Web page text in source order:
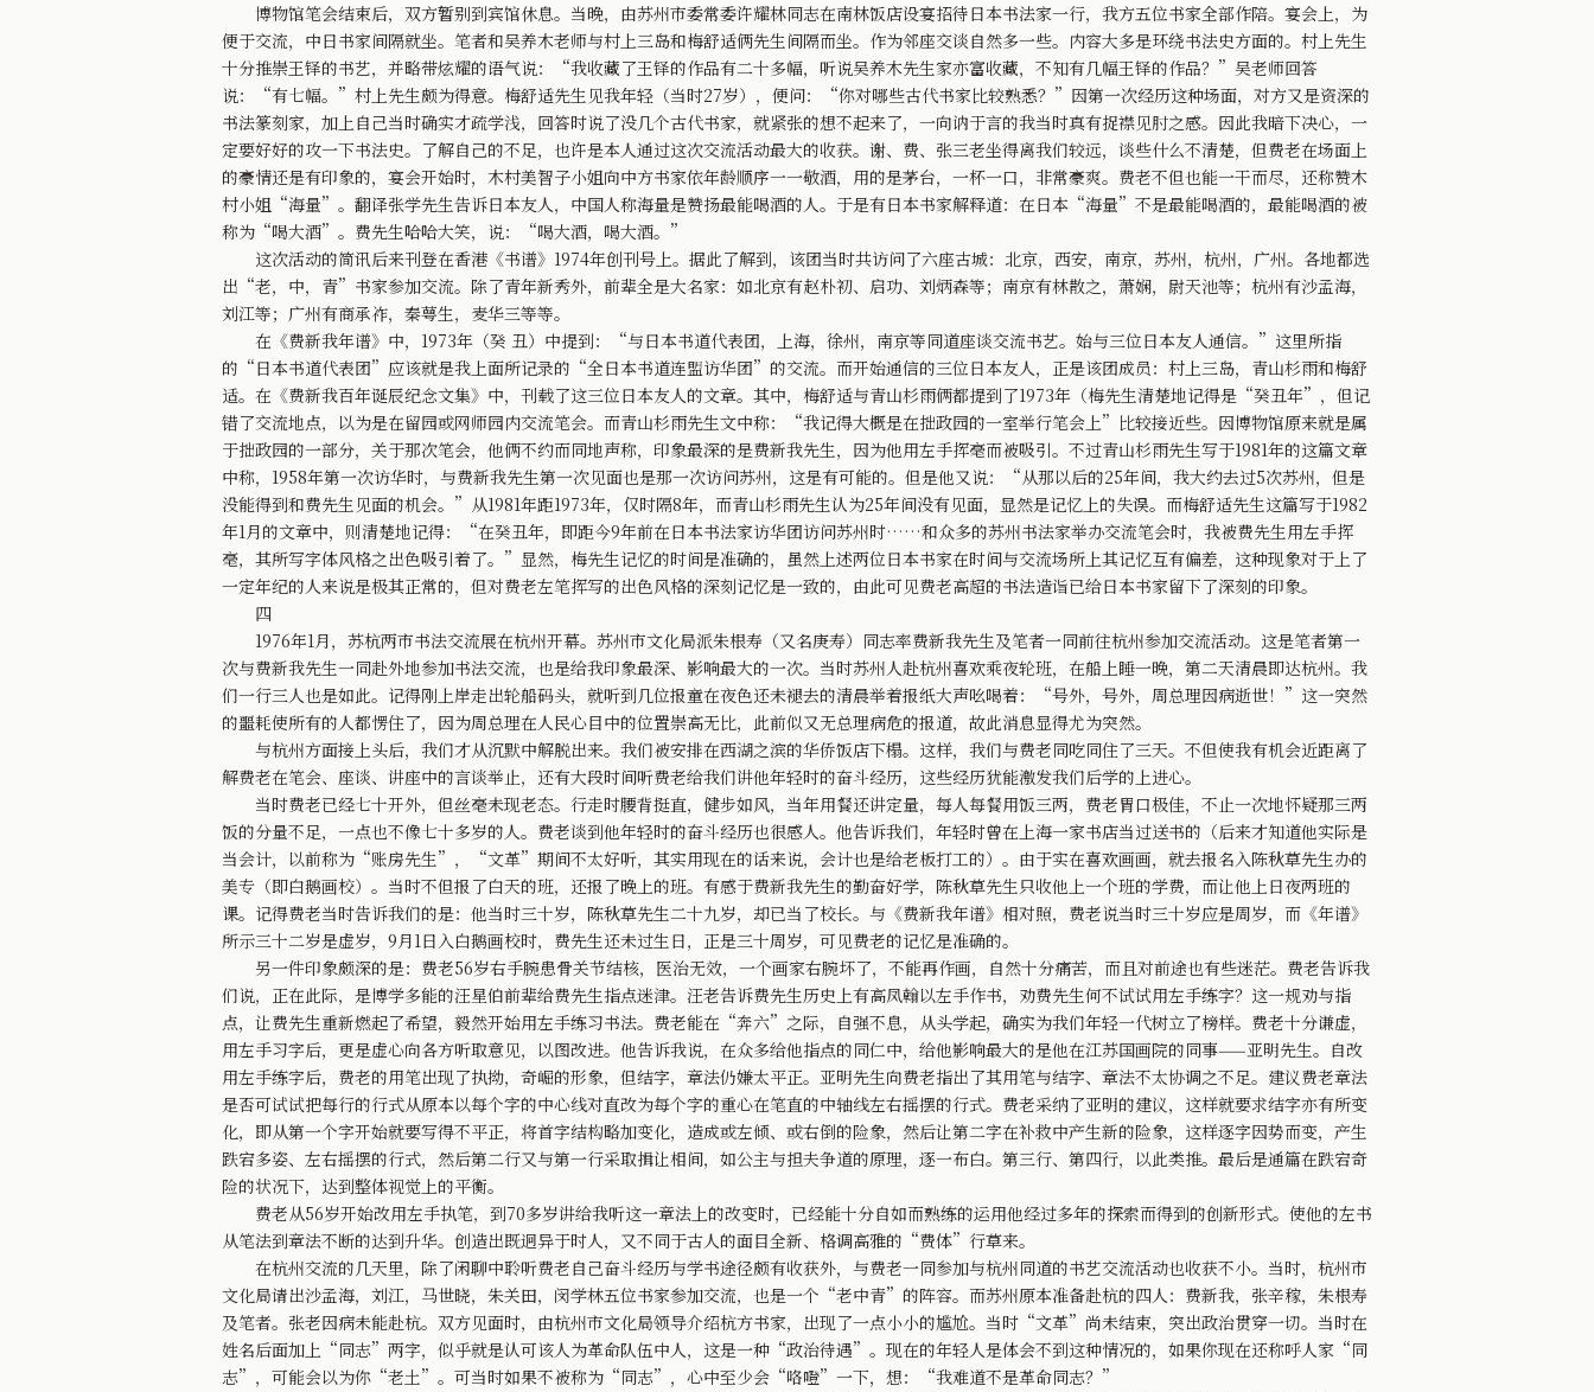
博物馆笔会结束后，双方暂别到宾馆休息。当晚，由苏州市委常委许耀林同志在南林饭店设宴招待日本书法家一行，我方五位书家全部作陪。宴会上，为
便于交流，中日书家间隔就坐。笔者和吴养木老师与村上三岛和梅舒适俩先生间隔而坐。作为邻座交谈自然多一些。内容大多是环绕书法史方面的。村上先生
十分推崇王铎的书艺，并略带炫耀的语气说：“我收藏了王铎的作品有二十多幅，听说吴养木先生家亦富收藏，不知有几幅王铎的作品？”吴老师回答
说：“有七幅。”村上先生颇为得意。梅舒适先生见我年轻（当时27岁），便问：“你对哪些古代书家比较熟悉？”因第一次经历这种场面，对方又是资深的
书法篆刻家，加上自己当时确实才疏学浅，回答时说了没几个古代书家，就紧张的想不起来了，一向讷于言的我当时真有捉襟见肘之感。因此我暗下决心，一
定要好好的攻一下书法史。了解自己的不足，也许是本人通过这次交流活动最大的收获。谢、费、张三老坐得离我们较远，谈些什么不清楚，但费老在场面上
的豪情还是有印象的，宴会开始时，木村美智子小姐向中方书家依年龄顺序一一敬酒，用的是茅台，一杯一口，非常豪爽。费老不但也能一干而尽，还称赞木
村小姐“海量”。翻译张学先生告诉日本友人，中国人称海量是赞扬最能喝酒的人。于是有日本书家解释道：在日本“海量”不是最能喝酒的，最能喝酒的被
称为“喝大酒”。费先生哈哈大笑，说：“喝大酒，喝大酒。”
这次活动的简讯后来刊登在香港《书谱》1974年创刊号上。据此了解到，该团当时共访问了六座古城：北京，西安，南京，苏州，杭州，广州。各地都选
出“老，中，青”书家参加交流。除了青年新秀外，前辈全是大名家：如北京有赵朴初、启功、刘炳森等；南京有林散之，萧娴，尉天池等；杭州有沙孟海，
刘江等；广州有商承祚，秦萼生，麦华三等等。
在《费新我年谱》中，1973年（癸 丑）中提到：“与日本书道代表团，上海，徐州，南京等同道座谈交流书艺。始与三位日本友人通信。”这里所指
的“日本书道代表团”应该就是我上面所记录的“全日本书道连盟访华团”的交流。而开始通信的三位日本友人，正是该团成员：村上三岛，青山杉雨和梅舒
适。在《费新我百年诞辰纪念文集》中，刊载了这三位日本友人的文章。其中，梅舒适与青山杉雨俩都提到了1973年（梅先生清楚地记得是“癸丑年”，但记
错了交流地点，以为是在留园或网师园内交流笔会。而青山杉雨先生文中称：“我记得大概是在拙政园的一室举行笔会上”比较接近些。因博物馆原来就是属
于拙政园的一部分，关于那次笔会，他俩不约而同地声称，印象最深的是费新我先生，因为他用左手挥毫而被吸引。不过青山杉雨先生写于1981年的这篇文章
中称，1958年第一次访华时，与费新我先生第一次见面也是那一次访问苏州，这是有可能的。但是他又说：“从那以后的25年间，我大约去过5次苏州，但是
没能得到和费先生见面的机会。”从1981年距1973年，仅时隔8年，而青山杉雨先生认为25年间没有见面，显然是记忆上的失误。而梅舒适先生这篇写于1982
年1月的文章中，则清楚地记得：“在癸丑年，即距今9年前在日本书法家访华团访问苏州时……和众多的苏州书法家举办交流笔会时，我被费先生用左手挥
毫，其所写字体风格之出色吸引着了。”显然，梅先生记忆的时间是准确的，虽然上述两位日本书家在时间与交流场所上其记忆互有偏差，这种现象对于上了
一定年纪的人来说是极其正常的，但对费老左笔挥写的出色风格的深刻记忆是一致的，由此可见费老高超的书法造诣已给日本书家留下了深刻的印象。
四
1976年1月，苏杭两市书法交流展在杭州开幕。苏州市文化局派朱根寿（又名庚寿）同志率费新我先生及笔者一同前往杭州参加交流活动。这是笔者第一
次与费新我先生一同赴外地参加书法交流，也是给我印象最深、影响最大的一次。当时苏州人赴杭州喜欢乘夜轮班，在船上睡一晚，第二天清晨即达杭州。我
们一行三人也是如此。记得刚上岸走出轮船码头，就听到几位报童在夜色还未褪去的清晨举着报纸大声吆喝着：“号外，号外，周总理因病逝世！”这一突然
的噩耗使所有的人都愣住了，因为周总理在人民心目中的位置崇高无比，此前似又无总理病危的报道，故此消息显得尤为突然。
与杭州方面接上头后，我们才从沉默中解脱出来。我们被安排在西湖之滨的华侨饭店下榻。这样，我们与费老同吃同住了三天。不但使我有机会近距离了
解费老在笔会、座谈、讲座中的言谈举止，还有大段时间听费老给我们讲他年轻时的奋斗经历，这些经历犹能激发我们后学的上进心。
当时费老已经七十开外，但丝毫未现老态。行走时腰背挺直，健步如风，当年用餐还讲定量，每人每餐用饭三两，费老胃口极佳，不止一次地怀疑那三两
饭的分量不足，一点也不像七十多岁的人。费老谈到他年轻时的奋斗经历也很感人。他告诉我们，年轻时曾在上海一家书店当过送书的（后来才知道他实际是
当会计，以前称为“账房先生”，“文革”期间不太好听，其实用现在的话来说，会计也是给老板打工的）。由于实在喜欢画画，就去报名入陈秋草先生办的
美专（即白鹅画校）。当时不但报了白天的班，还报了晚上的班。有感于费新我先生的勤奋好学，陈秋草先生只收他上一个班的学费，而让他上日夜两班的
课。记得费老当时告诉我们的是：他当时三十岁，陈秋草先生二十九岁，却已当了校长。与《费新我年谱》相对照，费老说当时三十岁应是周岁，而《年谱》
所示三十二岁是虚岁，9月1日入白鹅画校时，费先生还未过生日，正是三十周岁，可见费老的记忆是准确的。
另一件印象颇深的是：费老56岁右手腕患骨关节结核，医治无效，一个画家右腕坏了，不能再作画，自然十分痛苦，而且对前途也有些迷茫。费老告诉我
们说，正在此际，是博学多能的汪星伯前辈给费先生指点迷津。汪老告诉费先生历史上有高凤翰以左手作书，劝费先生何不试试用左手练字？这一规劝与指
点，让费先生重新燃起了希望，毅然开始用左手练习书法。费老能在“奔六”之际，自强不息，从头学起，确实为我们年轻一代树立了榜样。费老十分谦虚，
用左手习字后，更是虚心向各方听取意见，以图改进。他告诉我说，在众多给他指点的同仁中，给他影响最大的是他在江苏国画院的同事——亚明先生。自改
用左手练字后，费老的用笔出现了执拗，奇崛的形象，但结字，章法仍嫌太平正。亚明先生向费老指出了其用笔与结字、章法不太协调之不足。建议费老章法
是否可试试把每行的行式从原本以每个字的中心线对直改为每个字的重心在笔直的中轴线左右摇摆的行式。费老采纳了亚明的建议，这样就要求结字亦有所变
化，即从第一个字开始就要写得不平正，将首字结构略加变化，造成或左倾、或右倒的险象，然后让第二字在补救中产生新的险象，这样逐字因势而变，产生
跌宕多姿、左右摇摆的行式，然后第二行又与第一行采取揖让相间，如公主与担夫争道的原理，逐一布白。第三行、第四行，以此类推。最后是通篇在跌宕奇
险的状况下，达到整体视觉上的平衡。
费老从56岁开始改用左手执笔，到70多岁讲给我听这一章法上的改变时，已经能十分自如而熟练的运用他经过多年的探索而得到的创新形式。使他的左书
从笔法到章法不断的达到升华。创造出既迥异于时人，又不同于古人的面目全新、格调高雅的“费体”行草来。
在杭州交流的几天里，除了闲聊中聆听费老自己奋斗经历与学书途径颇有收获外，与费老一同参加与杭州同道的书艺交流活动也收获不小。当时，杭州市
文化局请出沙孟海，刘江，马世晓，朱关田，闵学林五位书家参加交流，也是一个“老中青”的阵容。而苏州原本准备赴杭的四人：费新我，张辛稼，朱根寿
及笔者。张老因病未能赴杭。双方见面时，由杭州市文化局领导介绍杭方书家，出现了一点小小的尴尬。当时“文革”尚未结束，突出政治贯穿一切。当时在
姓名后面加上“同志”两字，似乎就是认可该人为革命队伍中人，这是一种“政治待遇”。现在的年轻人是体会不到这种情况的，如果你现在还称呼人家“同
志”，可能会以为你“老土”。可当时如果不被称为“同志”，心中至少会“咯噔”一下，想：“我难道不是革命同志？”